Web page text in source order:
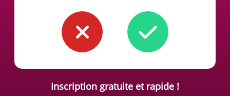
Inscription gratuite et rapide !